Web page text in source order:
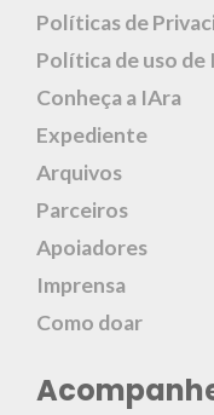
Políticas de
Política de uso
Conheça a IAra
Expediente
Arquivos
Parceiros
Apoiadores
Imprensa
Como doar